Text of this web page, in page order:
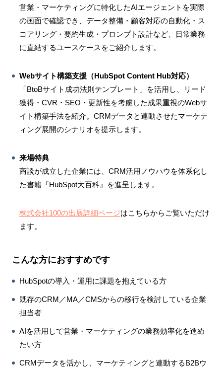
営業・マーケティングに特化したAIエージェントを実際
の画面で確認でき、データ整備・顧客対応の自動化・ス
コアリング・要約生成・プロンプト設計など、日常業務
に直結するユースケースをご紹介します。
Webサイト構築支援（HubSpot Content Hub対応）
「BtoBサイト成功法則テンプレート」を活用し、リード
獲得・CVR・SEO・更新性を考慮した成果重視のWebサ
イト構築手法を紹介。CRMデータと連動させたマーケテ
ィング展開のシナリオを提示します。
来場特典
商談が成立した企業には、CRM活用ノウハウを体系化し
た書籍『HubSpot大百科』を進呈します。
株式会社100の出展詳細ページはこちらからご覧いただけ
ます。
こんな方におすすめです
HubSpotの導入・運用に課題を抱えている方
既存のCRM／MA／CMSからの移行を検討している企業
担当者
AIを活用して営業・マーケティングの業務効率化を進め
たい方
CRMデータを活かし、マーケティングと連動するB2Bウ